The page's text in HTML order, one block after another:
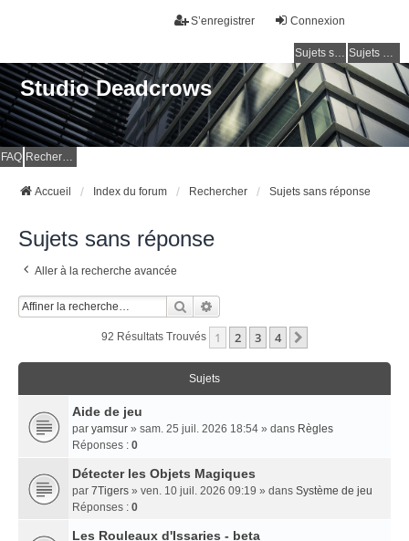
Connexion
S’enregistrer
Sujets sans réponse Sujets actifs
Studio Deadcrows
FAQ Rechercher
Accueil Index du forum Rechercher Sujets sans réponse
Sujets sans réponse
Aller à la recherche avancée
Rechercher
92 Résultats Trouvés 1 2 3 4
Sujets
Aide de jeu
par yamsur » sam. 25 juil. 2026 18:54 » dans Règles
Réponses : 0
Détecter les Objets Magiques
par 7Tigers » ven. 10 juil. 2026 09:19 » dans Système de jeu
Réponses : 0
Les Rouleaux d'Issaries - beta